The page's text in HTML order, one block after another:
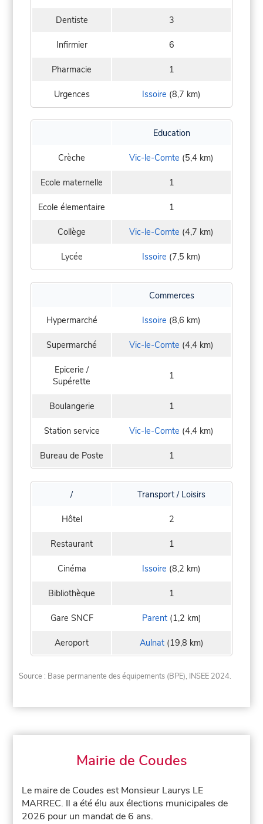
Dentiste 3
Infirmier 6
Pharmacie 1
Urgences Issoire (8,7 km)
Education
Crèche Vic-le-Comte (5,4 km)
Ecole maternelle 1
Ecole élementaire 1
Collège Vic-le-Comte (4,7 km)
Lycée Issoire (7,5 km)
Commerces
Hypermarché Issoire (8,6 km)
Supermarché Vic-le-Comte (4,4 km)
Epicerie /
Supérette
1
Boulangerie 1
Station service Vic-le-Comte (4,4 km)
Bureau de Poste 1
/ Transport / Loisirs
Hôtel 2
Restaurant 1
Cinéma Issoire (8,2 km)
Bibliothèque 1
Gare SNCF Parent(1,2 km)
Aeroport Aulnat(19,8 km)
Source : Base permanente des équipements (BPE), INSEE 2024.
Mairie de Coudes
Le maire de Coudes est Monsieur Laurys LE
MARREC. Il a été élu aux élections municipales de
2026 pour un mandat de 6 ans.